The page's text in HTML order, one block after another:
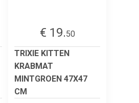
€ 19.50
TRIXIE KITTEN
KRABMAT
MINTGROEN 47X47
CM